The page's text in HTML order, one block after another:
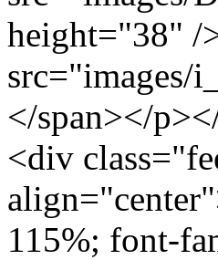
height="38" /
</span></
<div
115%; font-